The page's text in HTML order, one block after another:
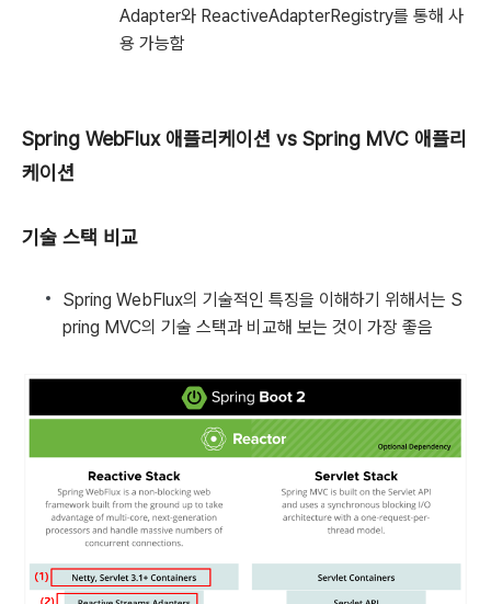
Adapter와 ReactiveAdapterRegistry를 통해 사
용 가능함
Spring WebFlux 애플리케이션 vs Spring MVC 애플리
케이션
기술 스택 비교
Spring WebFlux의 기술적인 특징을 이해하기 위해서는 S
pring MVC의 기술 스택과 비교해 보는 것이 가장 좋음